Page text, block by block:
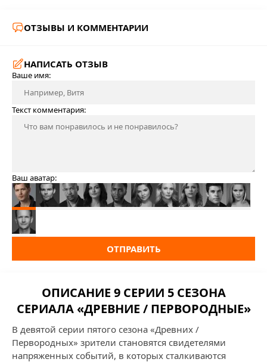
ОТЗЫВЫ И КОММЕНТАРИИ
НАПИСАТЬ ОТЗЫВ
Ваше имя:
Текст комментария:
Ваш аватар:
ОТПРАВИТЬ
ОПИСАНИЕ 9 СЕРИИ 5 СЕЗОНА
СЕРИАЛА «ДРЕВНИЕ / ПЕРВОРОДНЫЕ»
В девятой серии пятого сезона «Древних /
Первородных» зрители становятся свидетелями
напряженных событий, в которых сталкиваются